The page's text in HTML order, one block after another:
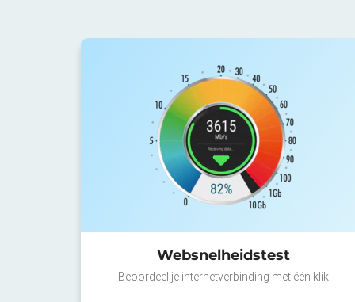
Websnelheidstest
Beoordeel je internetverbinding met één klik